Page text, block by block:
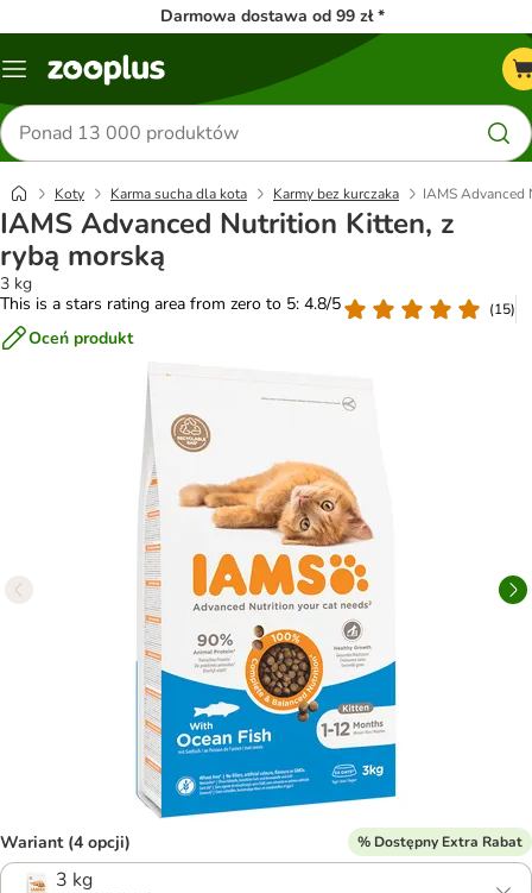
Darmowa dostawa od 99 zł *
Menu
Szukaj
produktów
Koty Karma sucha dla kota Karmy bez kurczaka IAMS Advanced
IAMS Advanced Nutrition Kitten, z
rybą morską
3 kg
This is a stars rating area from zero to 5: 4.8/5
(15)
Oceń produkt
Wariant (4 opcji) % Dostępny Extra Rabat
3 kg